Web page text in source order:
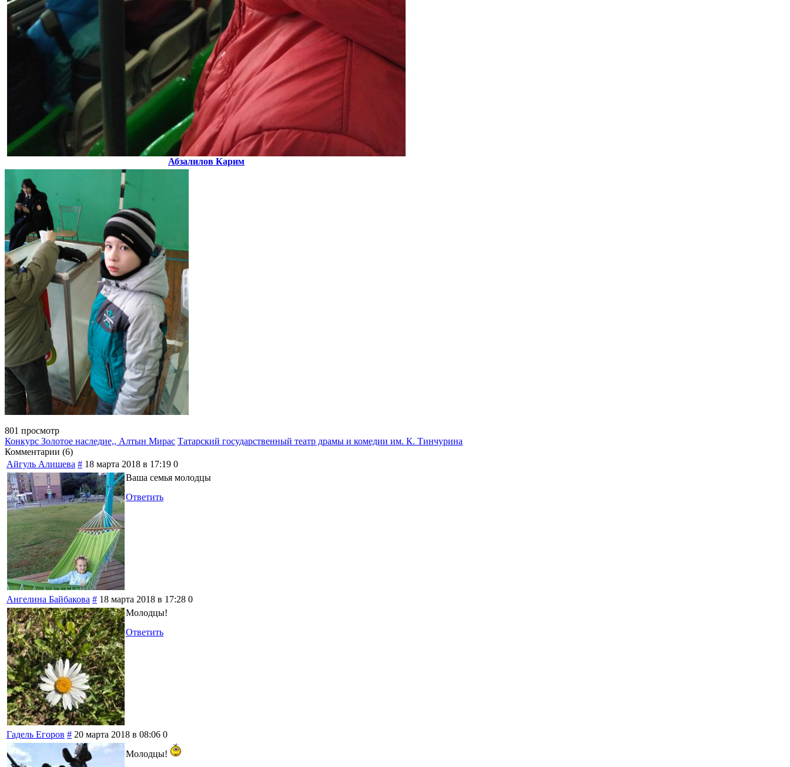
Абзалилов Карим
801 просмотр
Конкурс Золотое наследие,, Алтын Мирас Татарский государственный театр драмы и комедии им. К. Тинчурина
Комментарии (6)
Айгуль Алишева # 18 марта 2018 в 17:19 0
Ваша семья молодцы
Ответить
Ангелина Байбакова # 18 марта 2018 в 17:28 0
Молодцы!
Ответить
Гадель Егоров # 20 марта 2018 в 08:06 0
Молодцы!